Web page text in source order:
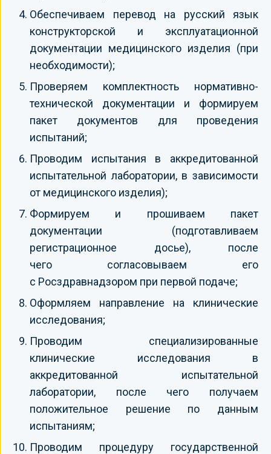
Обеспечиваем перевод на русский язык
конструкторской и эксплуатационной
документации медицинского изделия (при
необходимости);
Проверяем комплектность нормативно-
технической документации и формируем
пакет документов для проведения
испытаний;
Проводим испытания в аккредитованной
испытательной лаборатории, в зависимости
от медицинского изделия);
Формируем и прошиваем пакет
документации (подготавливаем
регистрационное досье), после
чего согласовываем его
с Росздравнадзором при первой подаче;
Оформляем направление на клинические
исследования;
Проводим специализированные
клинические исследования в
аккредитованной испытательной
лаборатории, после чего получаем
положительное решение по данным
испытаниям;
Проводим процедуру государственной